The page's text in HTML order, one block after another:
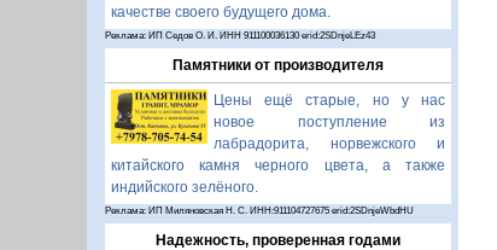
качестве своего будущего дома.
Реклама: ИП Седов О. И. ИНН 911100036130 erid:2SDnjeLEz43
Памятники от производителя
Цены ещё старые, но у нас
новое поступление из
лабрадорита, норвежского и
китайского камня черного цвета, а также
индийского зелёного.
Реклама: ИП Миляновская Н. С. ИНН:911104727675 erid:2SDnjeWbdHU
Надежность, проверенная годами